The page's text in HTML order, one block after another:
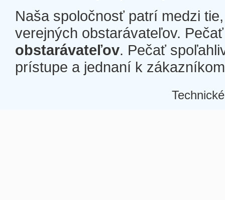
Naša spoločnosť patrí medzi
verejných obstarávateľov.
obstarávateľov. Pečať
prístupe a jednaní k